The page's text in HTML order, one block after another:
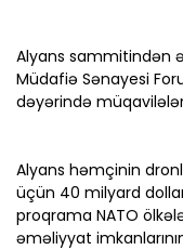
Alyans sammitindən
Müdafiə Sənayesi
dəyərində
Alyans həmçinin
üçün 40 milyard
proqrama NATO
əməliyyat